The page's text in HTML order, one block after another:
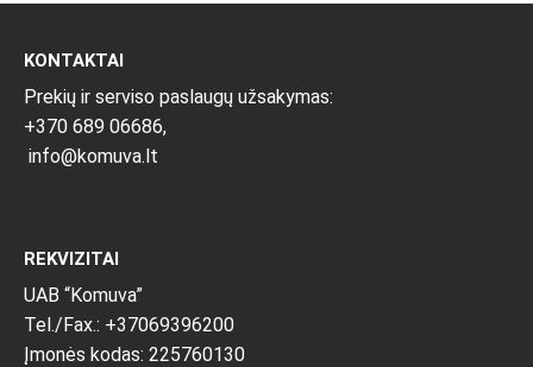
KONTAKTAI
Prekių ir serviso paslaugų užsakymas:
+370 689 06686,
info@komuva.lt
REKVIZITAI
UAB “Komuva”
Tel./Fax.: +37069396200
Įmonės kodas: 225760130